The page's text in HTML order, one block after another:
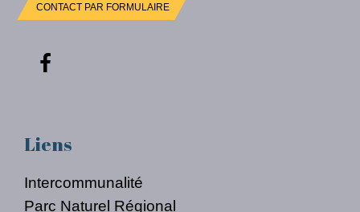
CONTACT PAR FORMULAIRE
Liens
Intercommunalité
Parc Naturel Régional